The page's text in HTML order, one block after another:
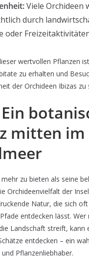
Viele Orchideen
durch
oder
wertvollen Pflanzen
zu erhalten und
der Orchideen Ibizas zu
mitten im
zu bieten als seine
Orchideenvielfalt der
Natur, die sich
entdecken lässt.
Landschaft streift, kann
entdecken – ein
Pflanzenliebhaber.